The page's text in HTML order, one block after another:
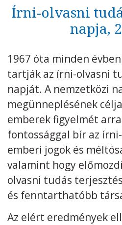
TÉMÁK
DOKUMENTUMTÁR
KAPCSOLAT
Kövess minket
Adatkezelési tájékoztató
Írni-olvasni
napja,
1967 óta minden
tartják az írni-olvasni
napját. A nemzetközi
megünneplésének
emberek figyelmét
fontossággal bír az
emberi jogok és
valamint hogy
olvasni tudás
és fenntarthatóbb
Az elért eredmények